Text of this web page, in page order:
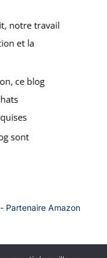
Partenaire Amazon